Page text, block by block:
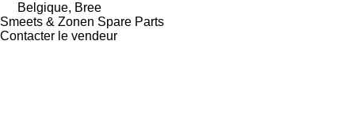
Belgique, Bree
Smeets & Zonen Spare Parts
Contacter le vendeur